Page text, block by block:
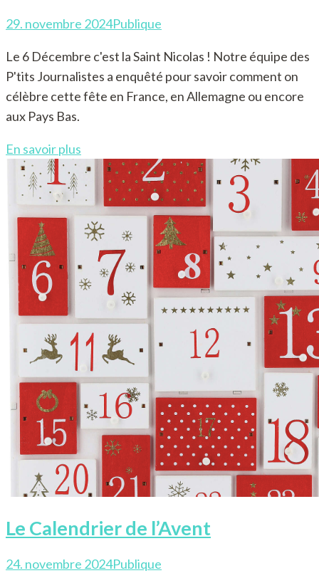
29. novembre 2024Publique
Le 6 Décembre c'est la Saint Nicolas ! Notre équipe des
P'tits Journalistes a enquêté pour savoir comment on
célèbre cette fête en France, en Allemagne ou encore
aux Pays Bas.
En savoir plus
Le Calendrier de l’Avent
24. novembre 2024Publique